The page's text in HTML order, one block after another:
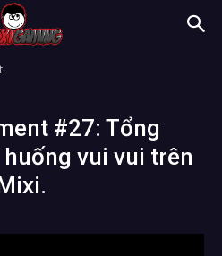
#27: Tổng
vui vui trên